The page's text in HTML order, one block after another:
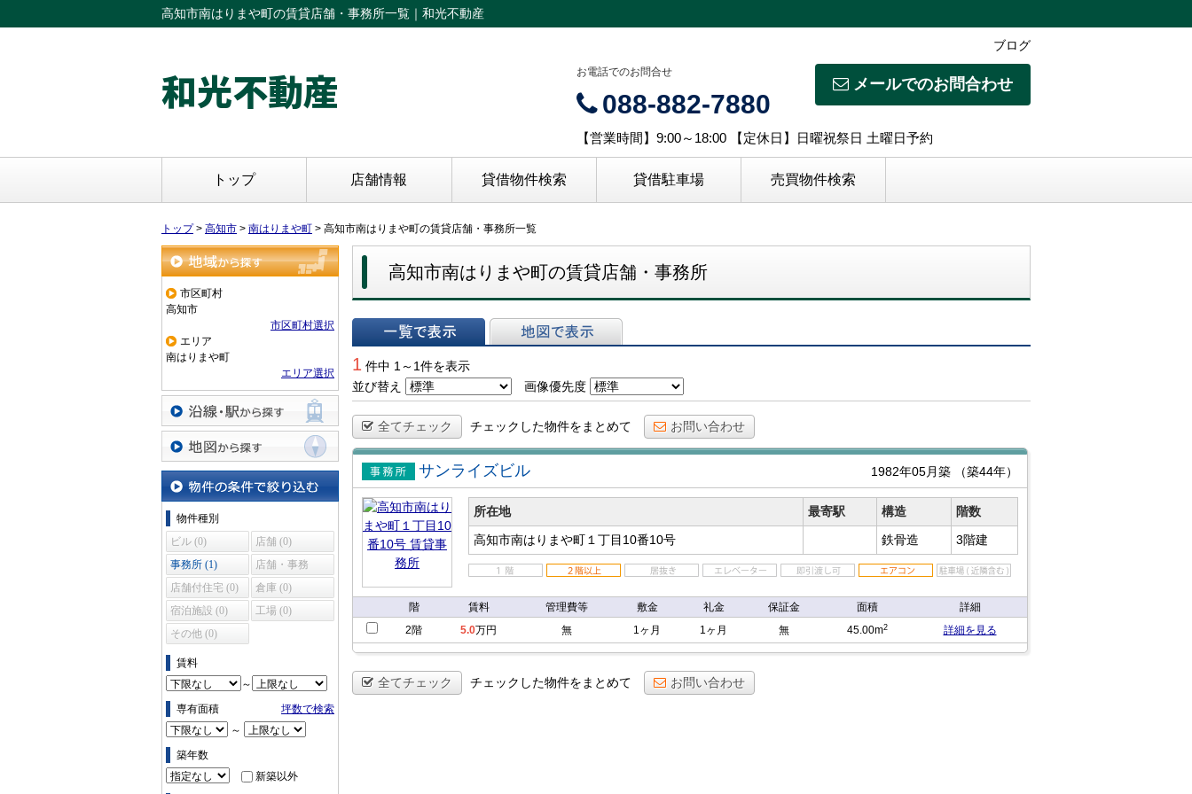
高知市南はりまや町の賃貸店舗・事務所一覧｜和光不動産
ブログ
和光不動産 メールでのお問合わせ
お電話でのお問合せ
088-882-7880
【営業時間】9:00～18:00 【定休日】日曜祝祭日 土曜日予約
トップ 店舗情報 貸借物件検索 貸借駐車場 売買物件検索
トップ> 高知市 > 南はりまや町 > 高知市南はりまや町の賃貸店舗・事務所一覧
地域から探す
市区町村
高知市
市区町村選択
エリア
南はりまや町
エリア選択
沿線・駅から探す
地図から探す
物件の条件で絞り込む
物件種別
ビル (0)
店舗 (0)
事務所 (1)
店舗・事務
所 (0)
店舗付住宅 (0)
倉庫 (0)
宿泊施設 (0)
工場 (0)
その他 (0)
賃料
～
専有面積
坪数で検索
～
築年数
新築以外
高知市南はりまや町の賃貸店舗・事務所
1 件中 1～1件を表示
並び替え
画像優先度
全てチェック チェックした物件をまとめて お問い合わせ
賃貸事務
所
サンライズビル 1982年05月築 （築44年）
所在地 最寄駅 構造
階数
高知市南はりまや町１丁目10番10号
鉄骨造 3階建
階 賃料 管理費等 敷金 礼金 保証金 面積
詳細
2階
5.0万円 無 1ヶ月 1ヶ月 無 45.00m2 詳細を見る
全てチェック チェックした物件をまとめて お問い合わせ